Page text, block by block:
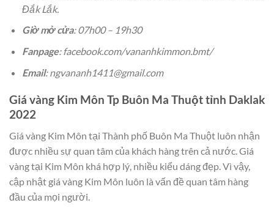
Đắk Lắk.
Giờ mở cửa: 07h00 – 19h30
Fanpage: facebook.com/vananhkimmon.bmt/
Email: ngvananh1411@gmail.com
Giá vàng Kim Môn Tp Buôn Ma Thuột tỉnh Daklak
2022
Giá vàng Kim Môn tại Thành phố Buôn Ma Thuột luôn nhận
được nhiều sự quan tâm của khách hàng trên cả nước. Giá
vàng tại Kim Môn khá hợp lý, nhiều kiểu dáng đẹp. Vì vậy,
cập nhật giá vàng Kim Môn luôn là vấn đề quan tâm hàng
đầu của mọi người.